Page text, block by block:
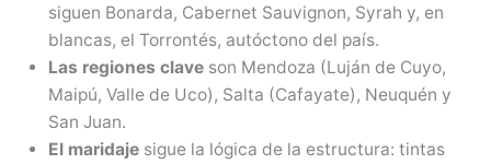
siguen Bonarda, Cabernet Sauvignon, Syrah y, en
blancas, el Torrontés, autóctono del país.
Las regiones claveson Mendoza (Luján de Cuyo,
Maipú, Valle de Uco), Salta (Cafayate), Neuquén y
San Juan.
El maridajesigue la lógica de la estructura: tintas